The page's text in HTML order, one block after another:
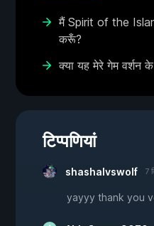
मैं Spirit of the
करूँ?
क्या यह मेरे गेम वर्शन
टिप्पणियां
shashalvswolf 7
yayyy thank you